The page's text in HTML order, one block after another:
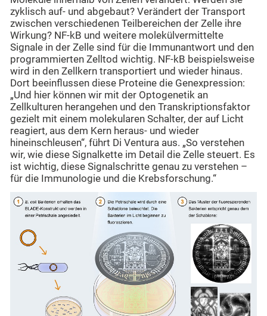
zyklisch auf- und abgebaut? Verändert der Transport
zwischen verschiedenen Teilbereichen der Zelle ihre
Wirkung? NF-kB und weitere molekülvermittelte
Signale in der Zelle sind für die Immunantwort und den
programmierten Zelltod wichtig. NF-kB beispielsweise
wird in den Zellkern transportiert und wieder hinaus.
Dort beeinflussen diese Proteine die Genexpression:
„Und hier können wir mit der Optogenetik an
Zellkulturen herangehen und den Transkriptionsfaktor
gezielt mit einem molekularen Schalter, der auf Licht
reagiert, aus dem Kern heraus- und wieder
hineinschleusen“, führt Di Ventura aus. „So verstehen
wir, wie diese Signalkette im Detail die Zelle steuert. Es
ist wichtig, diese Signalschritte genau zu verstehen –
für die Immunologie und die Krebsforschung.“